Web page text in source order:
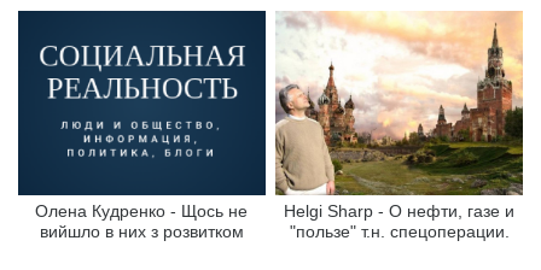
Олена Кудренко - Щось не
вийшло в них з розвитком
Helgi Sharp - О нефти, газе и
"пользе" т.н. спецоперации.